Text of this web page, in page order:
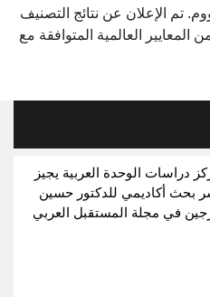
تم الإعلان عن نتائج التصنيف
العالمية المتوافقة مع
دراسات الوحدة العربية يجيز
بحث أكاديمي للدكتور حسين
في مجلة المستقبل العربي